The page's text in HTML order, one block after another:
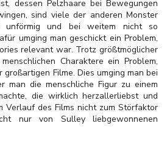
dessen Pelzhaare bei Bewegungen
sind viele der anderen Monster
unförmig und bei weitem nicht so
umging man geschickt ein Problem,
relevant war. Trotz größtmöglicher
Charaktere ein Problem,
Filme. Dies umging man bei
man die menschliche Figur zu einem
die wirklich herzallerliebst und
Verlauf des Films nicht zum Störfaktor
nur von Sulley liebgewonnenen